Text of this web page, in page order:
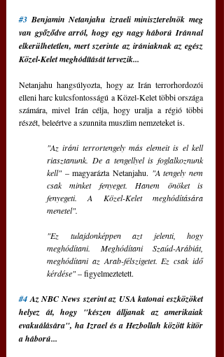
#3 Benjamin Netanjahu izraeli miniszterelnök meg
van győződve arról, hogy egy nagy háború Iránnal
elkerülhetetlen, mert szerinte az irániaknak az egész
Közel-Kelet meghódítását tervezik...
Netanjahu hangsúlyozta, hogy az Irán terrorhordozói
elleni harc kulcsfontosságú a Közel-Kelet többi országa
számára, mivel Irán célja, hogy uralja a régió többi
részét, beleértve a szunnita muszlim nemzeteket is.
"Az iráni terrortengely más elemeit is el kell
riasztanunk. De a tengellyel is foglalkoznunk
kell" – magyarázta Netanjahu. "A tengely nem
csak minket fenyeget. Hanem önöket is
fenyegeti. A Közel-Kelet meghódítására
menetel".
"Ez tulajdonképpen azt jelenti, hogy
meghódítani. Meghódítani Szaúd-Arábiát,
meghódítani az Arab-félszigetet. Ez csak idő
kérdése" – figyelmeztetett.
#4 Az NBC News szerint az USA katonai eszközöket
helyez át, hogy "készen álljanak az amerikaiak
evakuálására", ha Izrael és a Hezbollah között kitör
a háború...